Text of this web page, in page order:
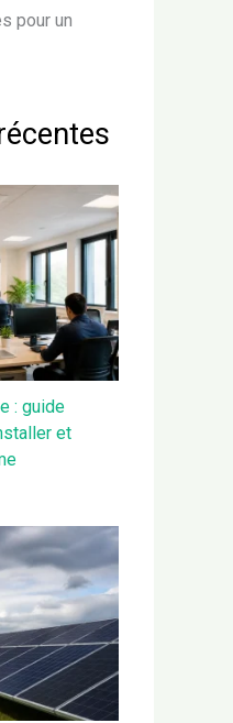
pour un
: guide
et